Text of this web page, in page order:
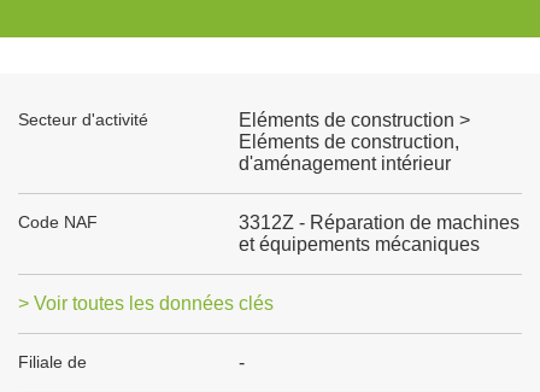
Secteur d'activité
Eléments de construction >
Eléments de construction,
d'aménagement intérieur
Code NAF
3312Z - Réparation de machines
et équipements mécaniques
> Voir toutes les données clés
Filiale de -